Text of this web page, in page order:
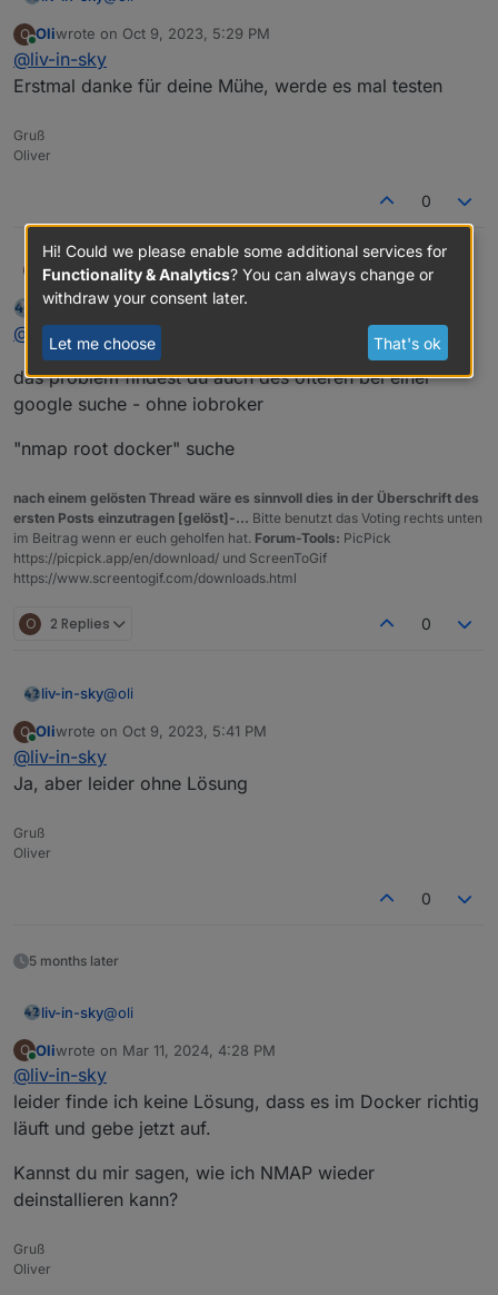
hier kam mal eine lösung
https://forum.iobroker.net/post/600999
wenig weiter oben an zu lesen - viel glück
O
Online
Oliwrote on Oct 9, 2023, 5:29 PM
last edited by
@liv-in-sky
Erstmal danke für deine Mühe, werde es mal testen
Gruß
Oliver
0
Oli@liv-in-sky
Erstmal danke für deine Mühe, werde es mal testen
Offline
liv-in-skywrote onOct 9, 2023, 5:31 PM
@
oli
das problem findest du auch des öfteren bei einer
google suche - ohne iobroker
"nmap root docker" suche
nach einem gelösten Thread wäre es sinnvoll dies in der Überschrift des
ersten Posts einzutragen [gelöst]-... Bitte benutzt das Voting rechts unten
im Beitrag wenn er euch geholfen hat. Forum-Tools: PicPick
https://picpick.app/en/download/ und ScreenToGif
https://www.screentogif.com/downloads.html
O 2 Replies 0
liv-in-sky@oli
das problem findest du auch des öfteren bei einer
google suche - ohne iobroker
"nmap root docker" suche
O
Online
Oliwrote on Oct 9, 2023, 5:41 PM
last edited by
@liv-in-sky
Ja, aber leider ohne Lösung
Gruß
Oliver
0
5 months later
liv-in-sky@oli
das problem findest du auch des öfteren bei einer
google suche - ohne iobroker
"nmap root docker" suche
O
Online
Oliwrote on Mar 11, 2024, 4:28 PM
last edited by
@liv-in-sky
leider finde ich keine Lösung, dass es im Docker richtig
läuft und gebe jetzt auf.
Kannst du mir sagen, wie ich NMAP wieder
deinstallieren kann?
Gruß
Oliver
Hi! Could we please enable some additional services for
Functionality & Analytics? You can always change or
withdraw your consent later.
Let me choose That's ok